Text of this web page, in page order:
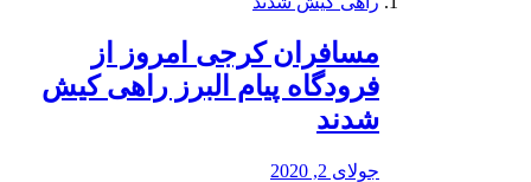
مسافران کرجی امروز از
فرودگاه پیام البرز راهی کیش
شدند
جولای 2, 2020